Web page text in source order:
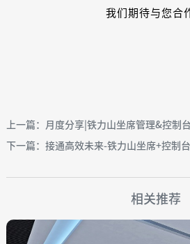
我们期待与您合
上一篇：月度分享|铁力山坐席管理&控制
下一篇：接通高效未来-铁力山坐席+控制
相关推荐